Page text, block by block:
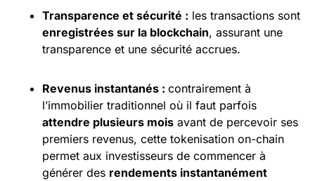
Transparence et sécurité : les transactions sont
enregistrées sur la blockchain, assurant une
transparence et une sécurité accrues.
Revenus instantanés : contrairement à
l’immobilier traditionnel où il faut parfois
attendre plusieurs mois avant de percevoir ses
premiers revenus, cette tokenisation on-chain
permet aux investisseurs de commencer à
générer des rendements instantanément